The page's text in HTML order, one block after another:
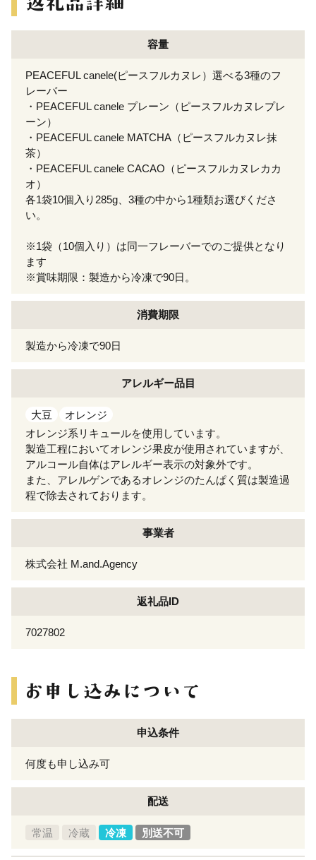
容量
PEACEFUL canele(ピースフルカヌレ）選べる3種のフ
レーバー
・PEACEFUL canele プレーン（ピースフルカヌレプレ
ーン）
・PEACEFUL canele MATCHA（ピースフルカヌレ抹
茶）
・PEACEFUL canele CACAO（ピースフルカヌレカカ
オ）
各1袋10個入り285g、3種の中から1種類お選びくださ
い。
※1袋（10個入り）は同一フレーバーでのご提供となり
ます
※賞味期限：製造から冷凍で90日。
消費期限
製造から冷凍で90日
アレルギー品目
大豆
オレンジ
オレンジ系リキュールを使用しています。
製造工程においてオレンジ果皮が使用されていますが、
アルコール自体はアレルギー表示の対象外です。
また、アレルゲンであるオレンジのたんぱく質は製造過
程で除去されております。
事業者
株式会社 M.and.Agency
返礼品ID
7027802
申込条件
何度も申し込み可
配送
常温 冷蔵 冷凍 別送不可